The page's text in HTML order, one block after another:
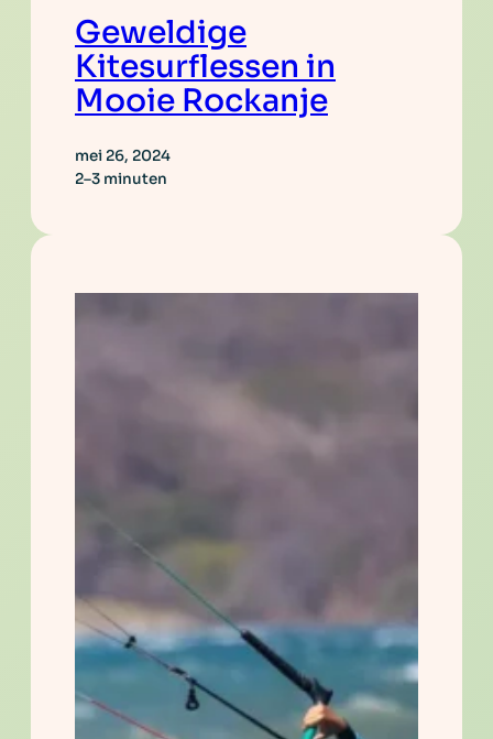
Geweldige
Kitesurflessen in
Mooie Rockanje
mei 26, 2024
2–3 minuten